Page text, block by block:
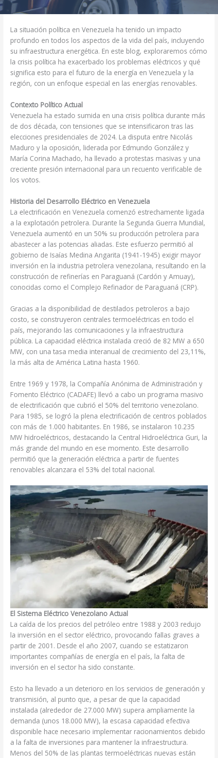
La situación política en Venezuela ha tenido un impacto
profundo en todos los aspectos de la vida del país, incluyendo
su infraestructura energética. En este blog, exploraremos cómo
la crisis política ha exacerbado los problemas eléctricos y qué
significa esto para el futuro de la energía en Venezuela y la
región, con un enfoque especial en las energías renovables.
Contexto Político Actual
Venezuela ha estado sumida en una crisis política durante más
de dos década, con tensiones que se intensificaron tras las
elecciones presidenciales de 2024. La disputa entre Nicolás
Maduro y la oposición, liderada por Edmundo González y
María Corina Machado, ha llevado a protestas masivas y una
creciente presión internacional para un recuento verificable de
los votos.
Historia del Desarrollo Eléctrico en Venezuela
La electrificación en Venezuela comenzó estrechamente ligada
a la explotación petrolera. Durante la Segunda Guerra Mundial,
Venezuela aumentó en un 50% su producción petrolera para
abastecer a las potencias aliadas. Este esfuerzo permitió al
gobierno de Isaías Medina Angarita (1941-1945) exigir mayor
inversión en la industria petrolera venezolana, resultando en la
construcción de refinerías en Paraguaná (Cardón y Amuay),
conocidas como el Complejo Refinador de Paraguaná (CRP).
Gracias a la disponibilidad de destilados petroleros a bajo
costo, se construyeron centrales termoeléctricas en todo el
país, mejorando las comunicaciones y la infraestructura
pública. La capacidad eléctrica instalada creció de 82 MW a 650
MW, con una tasa media interanual de crecimiento del 23,11%,
la más alta de América Latina hasta 1960.
Entre 1969 y 1978, la Compañía Anónima de Administración y
Fomento Eléctrico (CADAFE) llevó a cabo un programa masivo
de electrificación que cubrió el 50% del territorio venezolano.
Para 1985, se logró la plena electrificación de centros poblados
con más de 1.000 habitantes. En 1986, se instalaron 10.235
MW hidroeléctricos, destacando la Central Hidroeléctrica Guri, la
más grande del mundo en ese momento. Este desarrollo
permitió que la generación eléctrica a partir de fuentes
renovables alcanzara el 53% del total nacional.
El Sistema Eléctrico Venezolano Actual
La caída de los precios del petróleo entre 1988 y 2003 redujo
la inversión en el sector eléctrico, provocando fallas graves a
partir de 2001. Desde el año 2007, cuando se estatizaron
importantes compañías de energía en el país, la falta de
inversión en el sector ha sido constante.
Esto ha llevado a un deterioro en los servicios de generación y
transmisión, al punto que, a pesar de que la capacidad
instalada (alrededor de 27.000 MW) supera ampliamente la
demanda (unos 18.000 MW), la escasa capacidad efectiva
disponible hace necesario implementar racionamientos debido
a la falta de inversiones para mantener la infraestructura.
Menos del 50% de las plantas termoeléctricas nuevas están